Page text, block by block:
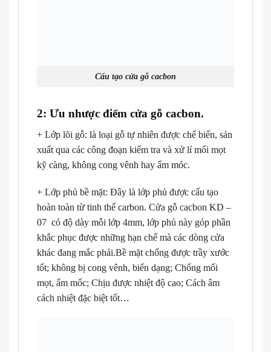
Cấu tạo cửa gỗ cacbon
2: Ưu nhược điểm cửa gỗ cacbon.
+ Lớp lõi gỗ: là loại gỗ tự nhiên được chế biến, sản
xuất qua các công đoạn kiểm tra và xử lí mối mọt
kỹ càng, không cong vênh hay ẩm móc.
+ Lớp phủ bề mặt: Đây là lớp phủ được cấu tạo
hoàn toàn từ tinh thể carbon. Cửa gỗ cacbon KD –
07 có độ dày mỗi lớp 4mm, lớp phủ này góp phần
khắc phục được những hạn chế mà các dòng cửa
khác đang mắc phải.Bề mặt chống được trầy xước
tốt; không bị cong vênh, biến dạng; Chống mối
mọt, ẩm mốc; Chịu được nhiệt độ cao; Cách âm
cách nhiệt đặc biệt tốt…